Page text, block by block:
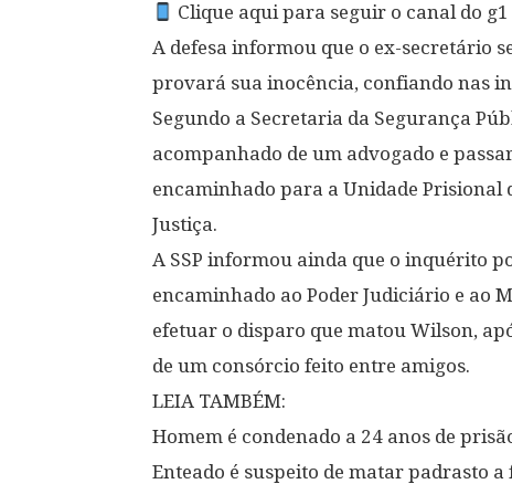
Clique aqui para seguir o canal do
A defesa informou que o ex-secretário
provará sua inocência, confiando nas
Segundo a Secretaria da Segurança
acompanhado de um advogado e
encaminhado para a Unidade Prisional
Justiça.
A SSP informou ainda que o inquérito
encaminhado ao Poder Judiciário e ao
efetuar o disparo que matou Wilson,
de um consórcio feito entre amigos.
LEIA TAMBÉM:
Homem é condenado a 24 anos de
Enteado é suspeito de matar padrasto a